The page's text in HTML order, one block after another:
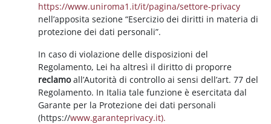
https://www.uniroma1.it/it/pagina/settore-privacy
nell’apposita sezione “Esercizio dei diritti in materia di
protezione dei dati personali”.
In caso di violazione delle disposizioni del
Regolamento, Lei ha altresì il diritto di proporre
reclamoall’Autorità di controllo ai sensi dell’art. 77 del
Regolamento. In Italia tale funzione è esercitata dal
Garante per la Protezione dei dati personali
(https://www.garanteprivacy.it).